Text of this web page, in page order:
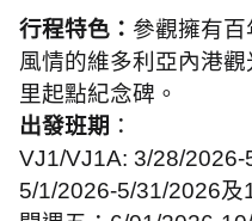
行程特色： 參觀擁有
風情的維多利亞內港
里起點紀念碑。
出發班期 ：
VJ1/VJ1A: 3/28/2026-
5/1/2026-5/31/2026